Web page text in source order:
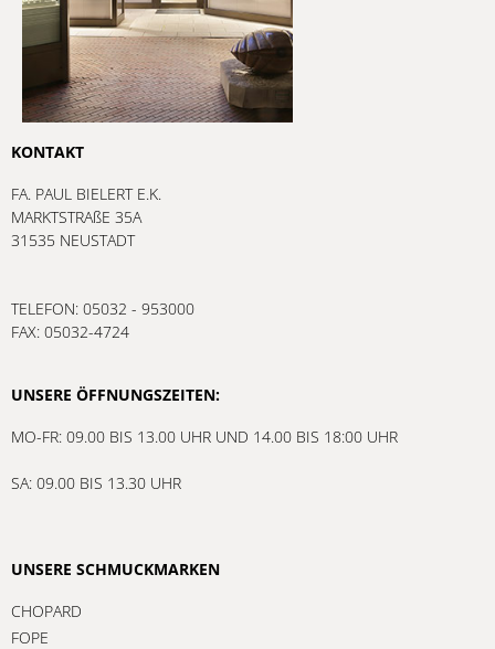
KONTAKT
FA. PAUL BIELERT E.K.
MARKTSTRAßE 35A
31535 NEUSTADT
TELEFON: 05032 - 953000
FAX: 05032-4724
UNSERE ÖFFNUNGSZEITEN:
MO-FR: 09.00 BIS 13.00 UHR UND 14.00 BIS 18:00 UHR
SA: 09.00 BIS 13.30 UHR
UNSERE SCHMUCKMARKEN
CHOPARD
FOPE